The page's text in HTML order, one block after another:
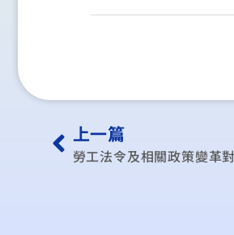
上一篇
勞工法令及相關政策變革